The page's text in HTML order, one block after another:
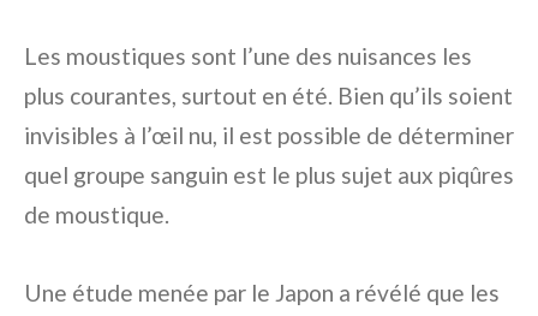
Les moustiques sont l’une des nuisances les
plus courantes, surtout en été. Bien qu’ils soient
invisibles à l’œil nu, il est possible de déterminer
quel groupe sanguin est le plus sujet aux piqûres
de moustique.
Une étude menée par le Japon a révélé que les